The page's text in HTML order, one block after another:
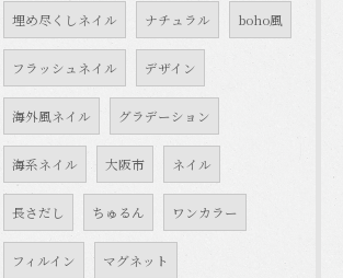
埋め尽くしネイル ナチュラル boho風
フラッシュネイル デザイン
海外風ネイル グラデーション
海系ネイル 大阪市 ネイル
長さだし ちゅるん ワンカラー
フィルイン マグネット